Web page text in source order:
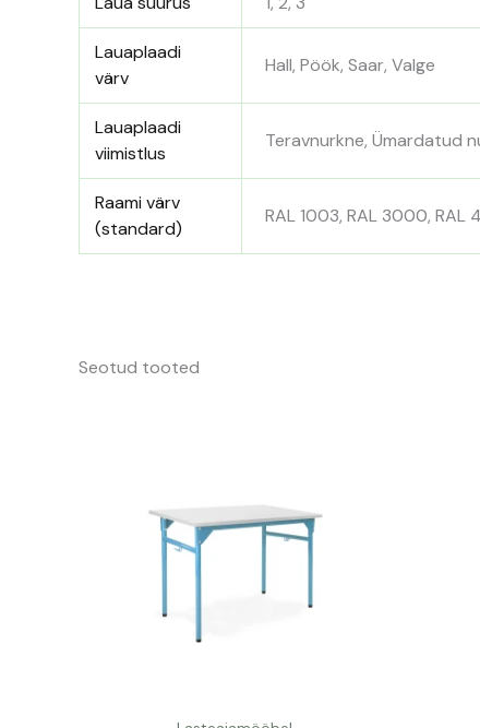
Lauaplaadi
värv
Hall, Pöök, Saar, Valge
Lauaplaadi
viimistlus
Teravnurkne, Ümardatud
Raami värv
(standard)
RAL 1003, RAL 3000,
Seotud tooted